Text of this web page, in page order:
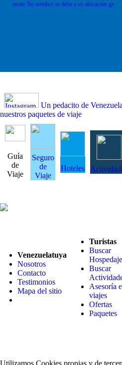
oeste. Su nombre se debe a su ubicación ge
Un pedacito de
nuestros paquetes de viaje
Guía
de
Viaje
Seguro
de
Viaje
Hoteles
Venezuelatuya
Nosotros
Contacto
Testimonios
Mapa del sitio
Turistas
Buscar
Hospedaje
Buscar
Asesoría
viajes
Ofertas
Paquetes
Utilizamos Cookies propias y de